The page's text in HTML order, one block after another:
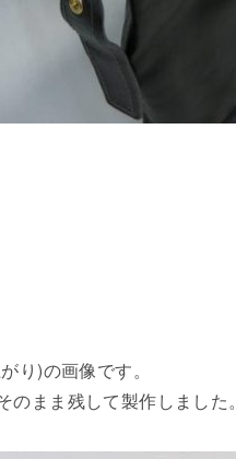
り)の画像です。
まま残して製作しました。